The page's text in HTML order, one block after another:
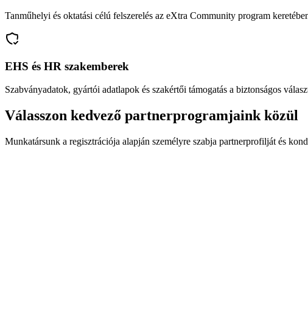
Tanműhelyi és oktatási célú felszerelés az eXtra Community program
EHS és HR szakemberek
Szabványadatok, gyártói adatlapok és szakértői támogatás a biztonságos
Válasszon kedvező partnerprogramjaink közül
Munkatársunk a regisztrációja alapján személyre szabja partnerprofilját és